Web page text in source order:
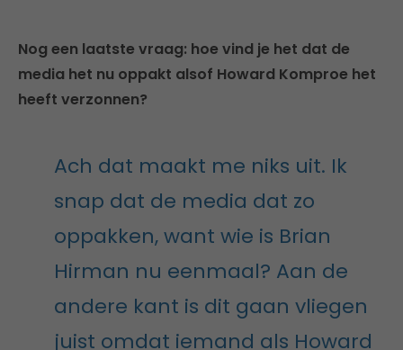
Nog een laatste vraag: hoe vind je het dat de
media het nu oppakt alsof Howard Komproe het
heeft verzonnen?
Ach dat maakt me niks uit. Ik
snap dat de media dat zo
oppakken, want wie is Brian
Hirman nu eenmaal? Aan de
andere kant is dit gaan vliegen
juist omdat iemand als Howard